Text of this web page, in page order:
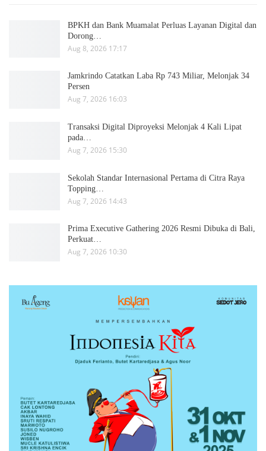
BPKH dan Bank Muamalat Perluas Layanan Digital dan
Dorong…
Aug 8, 2026 17:17
Jamkrindo Catatkan Laba Rp 743 Miliar, Melonjak 34
Persen
Aug 7, 2026 16:03
Transaksi Digital Diproyeksi Melonjak 4 Kali Lipat
pada…
Aug 7, 2026 15:30
Sekolah Standar Internasional Pertama di Citra Raya
Topping…
Aug 7, 2026 14:43
Prima Executive Gathering 2026 Resmi Dibuka di Bali,
Perkuat…
Aug 7, 2026 10:30